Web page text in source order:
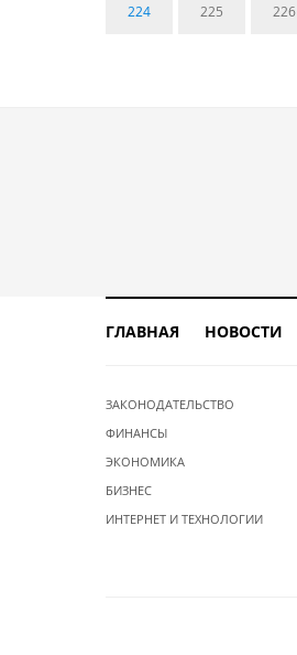
224 225 226
ГЛАВНАЯ НОВОСТИ
ЗАКОНОДАТЕЛЬСТВО
ФИНАНСЫ
ЭКОНОМИКА
БИЗНЕС
ИНТЕРНЕТ И ТЕХНОЛОГИИ